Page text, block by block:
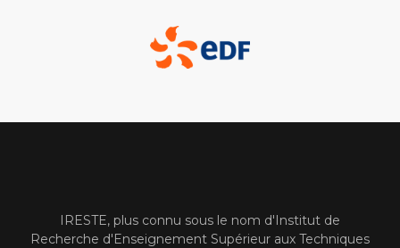
IRESTE, plus connu sous le nom d'Institut de
Recherche d'Enseignement Supérieur aux Techniques